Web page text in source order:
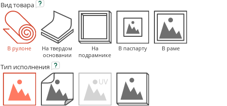
Видтовара
В рулоне
На твердом
основании
На
подрамнике
В паспарту В раме
Тип исполнения